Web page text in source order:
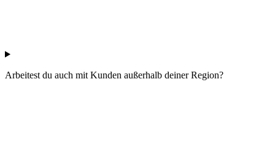
Arbeitest du auch mit Kunden außerhalb deiner Region?